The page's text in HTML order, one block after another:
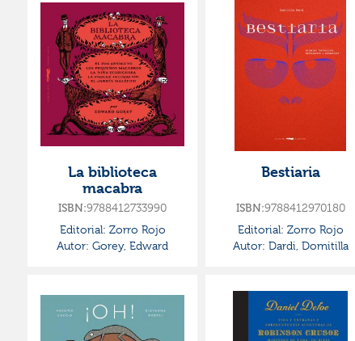
La biblioteca
macabra
ISBN:9788412733990
Editorial: Zorro Rojo
Autor: Gorey, Edward
Bestiaria
ISBN:9788412970180
Editorial: Zorro Rojo
Autor: Dardi, Domitilla